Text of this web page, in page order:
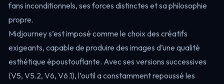
fans inconditionnels, ses forces distinctes et sa philosophie
propre.
Midjourney s’est imposé comme le choix des créatifs
exigeants, capable de produire des images d’une qualité
esthétique époustouflante. Avec ses versions successives
(V5, V5.2, V6, V6.1), l’outil a constamment repoussé les